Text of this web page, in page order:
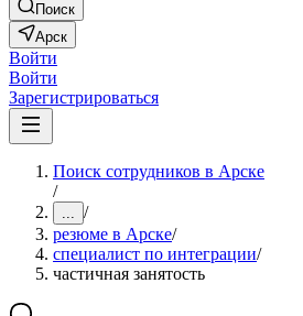
Поиск
Арск
Войти
Войти
Зарегистрироваться
Поиск сотрудников в Арске
/
... /
резюме в Арске/
специалист по интеграции/
частичная занятость